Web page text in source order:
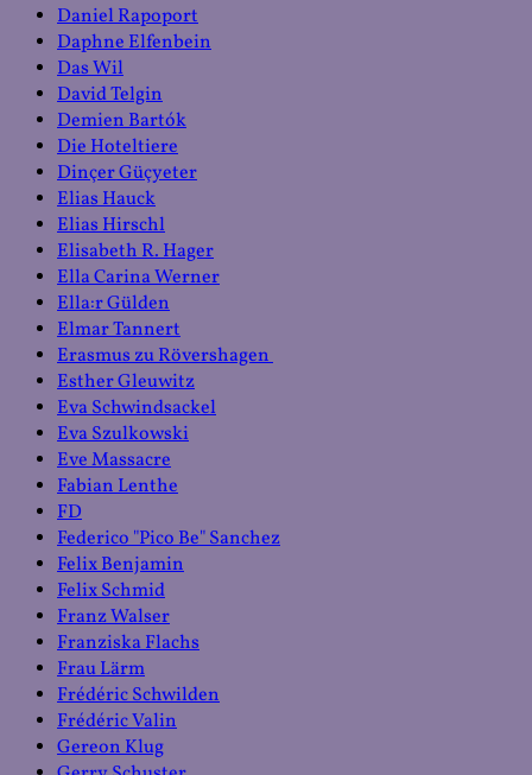
Daniel Rapoport
Daphne Elfenbein
Das Wil
David Telgin
Demien Bartók
Die Hoteltiere
Dinçer Güçyeter
Elias Hauck
Elias Hirschl
Elisabeth R. Hager
Ella Carina Werner
Ella:r Gülden
Elmar Tannert
Erasmus zu Rövershagen
Esther Gleuwitz
Eva Schwindsackel
Eva Szulkowski
Eve Massacre
Fabian Lenthe
FD
Federico "Pico Be" Sanchez
Felix Benjamin
Felix Schmid
Franz Walser
Franziska Flachs
Frau Lärm
Frédéric Schwilden
Frédéric Valin
Gereon Klug